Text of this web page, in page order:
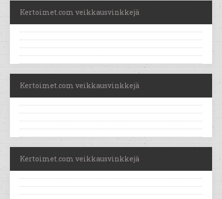
Kertoimet.com veikkausvinkkejä
Kertoimet.com veikkausvinkkejä
Kertoimet.com veikkausvinkkejä